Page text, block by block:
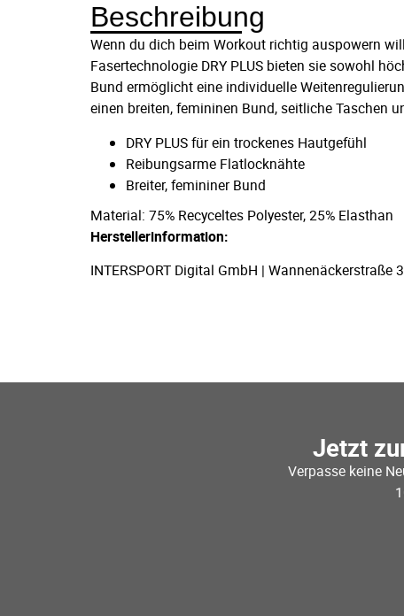
Beschreibung
Wenn du dich beim Workout richtig auspowern
Fasertechnologie DRY PLUS bieten sie sowohl
Bund ermöglicht eine individuelle
einen breiten, femininen Bund, seitliche Taschen
DRY PLUS für ein trockenes Hautgefühl
Reibungsarme Flatlocknähte
Breiter, femininer Bund
Material: 75% Recyceltes Polyester, 25% Elasthan
Herstellerinformation:
INTERSPORT Digital GmbH |
Jetzt
Verpasse keine